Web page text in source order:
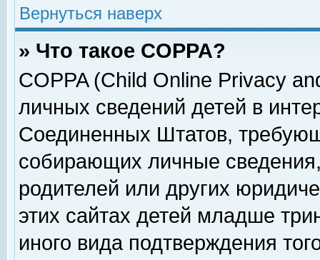
Вернуться наверх
» Что такое COPPA?
COPPA (Child Online Privacy
личных сведений детей в
Соединенных Штатов,
собирающих личные
родителей или других
этих сайтах детей младше
иного вида подтверждения